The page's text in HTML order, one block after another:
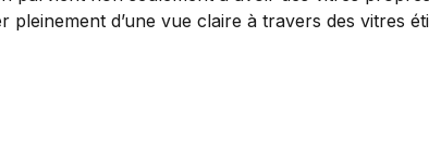
d’une vue claire à travers des vitres